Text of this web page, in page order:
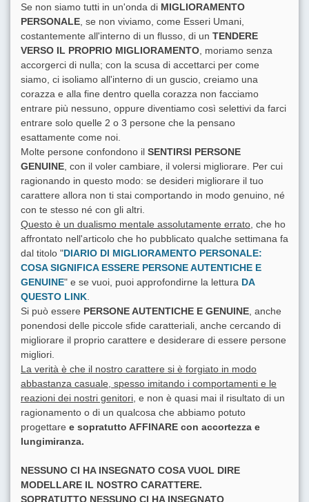
Se non siamo tutti in un'onda di MIGLIORAMENTO
PERSONALE , se non viviamo, come Esseri Umani,
costantemente all'interno di un flusso, di un TENDERE
VERSO IL PROPRIO MIGLIORAMENTO , moriamo senza
accorgerci di nulla; con la scusa di accettarci per come
siamo, ci isoliamo all'interno di un guscio, creiamo una
corazza e alla fine dentro quella corazza non facciamo
entrare più nessuno, oppure diventiamo così selettivi da farci
entrare solo quelle 2 o 3 persone che la pensano
esattamente come noi.
Molte persone confondono il SENTIRSI PERSONE
GENUINE , con il voler cambiare, il volersi migliorare. Per cui
ragionando in questo modo: se desideri migliorare il tuo
carattere allora non ti stai comportando in modo genuino, né
con te stesso né con gli altri.
Questo è un dualismo mentale assolutamente errato, che ho
affrontato nell'articolo che ho pubblicato qualche settimana fa
dal titolo "DIARIO DI MIGLIORAMENTO PERSONALE:
COSA SIGNIFICA ESSERE PERSONE AUTENTICHE E
GENUINE" e se vuoi, puoi approfondirne la lettura DA
QUESTO LINK
Si può essere PERSONE AUTENTICHE E GENUINE , anche
ponendosi delle piccole sfide caratteriali, anche cercando di
migliorare il proprio carattere e desiderare di essere persone
migliori.
La verità è che il nostro carattere si è forgiato in modo
abbastanza casuale, spesso imitando i comportamenti e le
reazioni dei nostri genitori , e non è quasi mai il risultato di un
ragionamento o di un qualcosa che abbiamo potuto
progettare e sopratutto AFFINARE con accortezza e
lungimiranza.
NESSUNO CI HA INSEGNATO COSA VUOL DIRE
MODELLARE IL NOSTRO CARATTERE.
SOPRATUTTO NESSUNO CI HA INSEGNATO